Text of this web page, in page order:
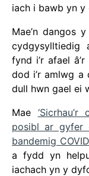
iach i bawb yn y
Mae’n dangos
cydgysylltiedig
fynd i’r afael
dod i’r amlwg a
dull hwn gael ei
Mae
posibl ar gyfer
bandemig
a fydd yn
iachach yn y